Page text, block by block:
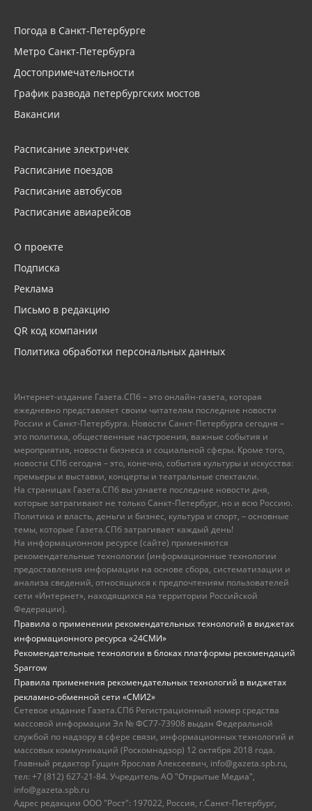
Погода в Санкт-Петербурге
Метро Санкт-Петербурга
Достопримечательности
График развода петербургских мостов
Вакансии
Расписание электричек
Расписание поездов
Расписание автобусов
Расписание авиарейсов
О проекте
Подписка
Реклама
Письмо в редакцию
QR код компании
Политика обработки персональных данных
Интернет-издание Газета.СПб – это онлайн-газета, которая
ежедневно представляет своим читателям последние новости
России и Санкт-Петербурга. Новости Санкт-Петербурга сегодня –
это политика, общественные настроения, важные события и
мероприятия, новости бизнеса и социальной сферы. Кроме того,
новости СПб сегодня – это, конечно, события культуры и искусства:
премьеры и выставки, концерты и театральные спектакли.
На страницах Газета.СПб вы узнаете последние новости дня,
которые затрагивают не только Санкт-Петербург, но и всю Россию.
Политика и власть, деньги и бизнес, культура и спорт, – основные
темы, которые Газета.СПб затрагивает каждый день!
На информационном ресурсе (сайте) применяются
рекомендательные технологии (информационные технологии
предоставления информации на основе сбора, систематизации и
анализа сведений, относящихся к предпочтениям пользователей
сети «Интернет», находящихся на территории Российской
Федерации).
Правила о применении рекомендательных технологий в виджетах
информационного ресурса «24СМИ»
Рекомендательные технологии в блоках платформы рекомендаций
Sparrow
Правила применения рекомендательных технологий в виджетах
рекламно-обменной сети «СМИ2»
Сетевое издание Газета.СПб Регистрационный номер средства
массовой информации Эл № ФС77-73908 выдан Федеральной
службой по надзору в сфере связи, информационных технологий и
массовых коммуникаций (Роскомнадзор) 12 октября 2018 года.
Главный редактор Гущин Ярослав Алексеевич, info@gazeta.spb.ru,
тел: +7 (812) 627-21-84. Учредитель АО "Открытые Медиа",
info@gazeta.spb.ru
Адрес редакции ООО "Рост": 197022, Россия, г.Санкт-Петербург,